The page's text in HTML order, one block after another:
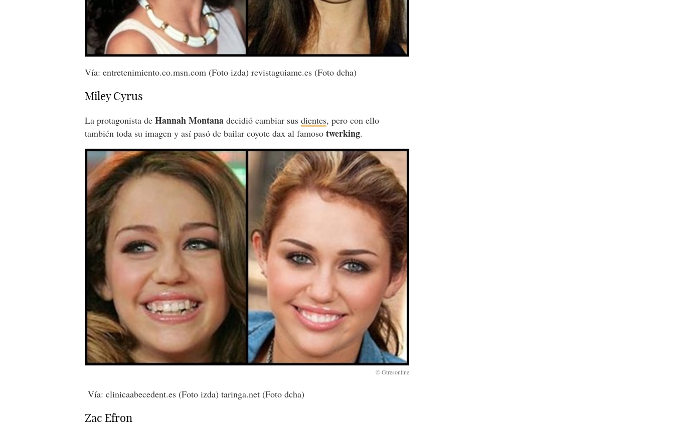
Vía: entretenimiento.co.msn.com (Foto izda) revistaguiame.es (Foto dcha)
Miley Cyrus
La protagonista deHannah Montana decidió cambiar susdientes, pero con ello
también toda su imagen y así pasó de bailar coyote dax al famoso twerking.
Vía: clinicaabecedent.es (Foto izda) taringa.net (Foto dcha)
Zac Efron